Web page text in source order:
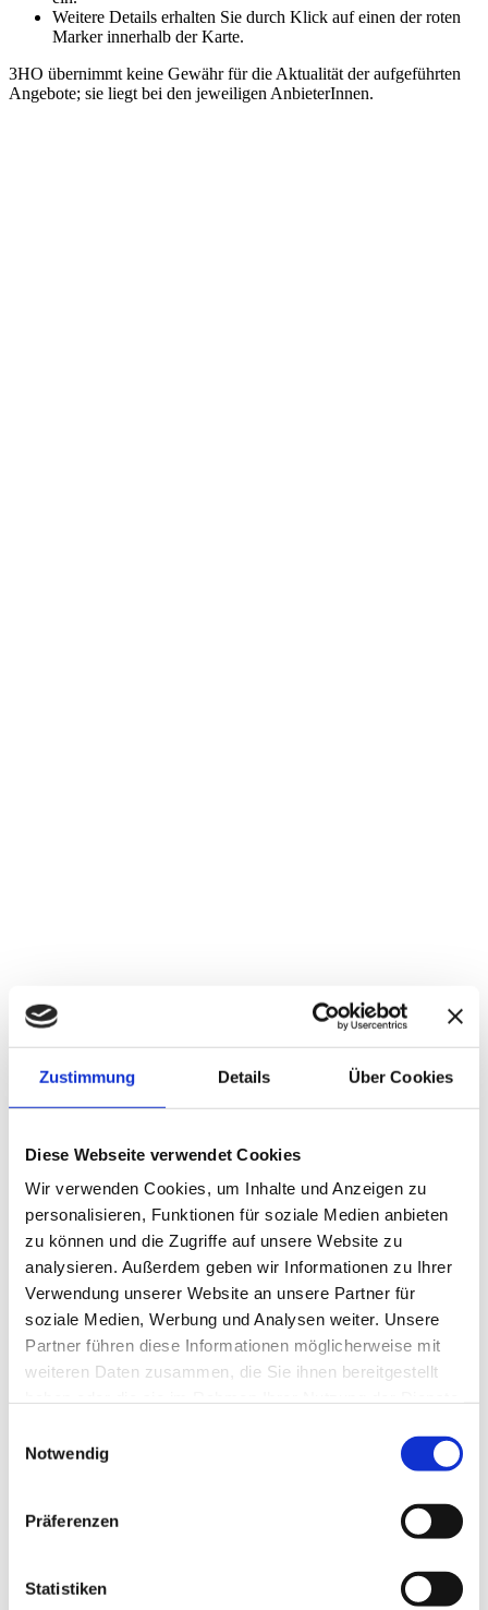
Zustimmung Details Über Cookies
Diese Webseite verwendet Cookies
Wir verwenden Cookies, um Inhalte und Anzeigen zu
personalisieren, Funktionen für soziale Medien anbieten
zu können und die Zugriffe auf unsere Website zu
analysieren. Außerdem geben wir Informationen zu Ihrer
Verwendung unserer Website an unsere Partner für
soziale Medien, Werbung und Analysen weiter. Unsere
Partner führen diese Informationen möglicherweise mit
weiteren Daten zusammen, die Sie ihnen bereitgestellt
Notwendig
Präferenzen
Statistiken
Weitere Details erhalten Sie durch Klick auf einen der roten
Marker innerhalb der Karte.
3HO übernimmt keine Gewähr für die Aktualität der aufgeführten
Angebote; sie liegt bei den jeweiligen AnbieterInnen.